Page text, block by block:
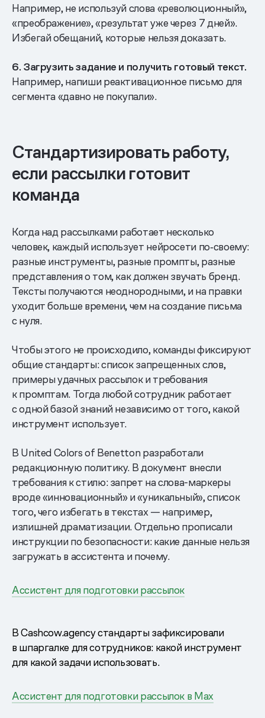
Например, не используй слова «революционный»,
«преображение», «результат уже через 7 дней».
Избегай обещаний, которые нельзя доказать.
6. Загрузить задание и получить готовый текст.
Например, напиши реактивационное письмо для
сегмента «давно не покупали».
Стандартизировать работу,
если рассылки готовит
команда
Когда над рассылками работает несколько
человек, каждый использует нейросети по‑своему:
разные инструменты, разные промпты, разные
представления о том, как должен звучать бренд.
Тексты получаются неоднородными, и на правки
уходит больше времени, чем на создание письма
с нуля.
Чтобы этого не происходило, команды фиксируют
общие стандарты: список запрещенных слов,
примеры удачных рассылок и требования
к промптам. Тогда любой сотрудник работает
с одной базой знаний независимо от того, какой
инструмент использует.
В United Colors of Benetton разработали
редакционную политику. В документ внесли
требования к стилю: запрет на слова-маркеры
вроде «инновационный» и «уникальный», список
того, чего избегать в текстах — например,
излишней драматизации. Отдельно прописали
инструкции по безопасности: какие данные нельзя
загружать в ассистента и почему.
Ассистент для подготовки рассылок
В Cashcow.agency стандарты зафиксировали
в шпаргалке для сотрудников: какой инструмент
для какой задачи использовать.
Ассистент для подготовки рассылок в Max